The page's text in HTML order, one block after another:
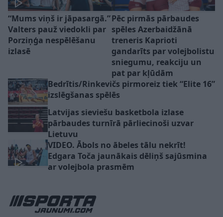
“Mums viņš ir jāpasargā.”
Valters pauž viedokli par
Porziņģa nespēlēšanu
izlasē
Pēc pirmās pārbaudes
spēles Azerbaidžānā
treneris Kaprioti
gandarīts par volejbolistu
sniegumu, reakciju un
pat par kļūdām
Bedrītis/Rinkevičs pirmoreiz tiek “Elite 16”
izslēgšanas spēlēs
Latvijas sieviešu basketbola izlase
pārbaudes turnīrā pārliecinoši uzvar
Lietuvu
VIDEO. Ābols no ābeles tālu nekrīt!
Edgara Toča jaunākais dēliņš sajūsmina
ar volejbola prasmēm